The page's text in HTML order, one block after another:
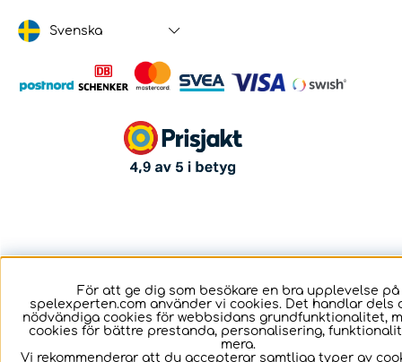
Svenska
För att ge dig som besökare en bra upplevelse på
spelexperten.com använder vi cookies. Det handlar dels
nödvändiga cookies för webbsidans grundfunktionalitet,
cookies för bättre prestanda, personalisering,
mera.
Vi rekommenderar att du accepterar samtliga typer av